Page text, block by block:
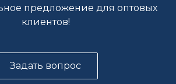
предложение для оптовых
клиентов!
Задать вопрос